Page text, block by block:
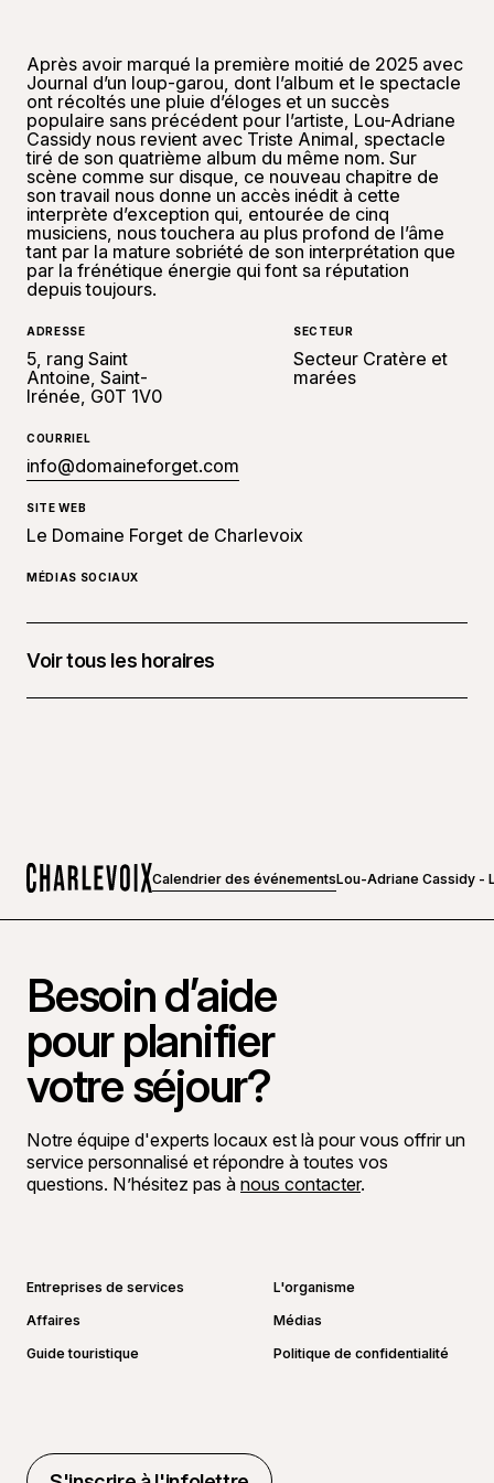
Après avoir marqué la première moitié de 2025 avec
Journal d’un loup-garou, dont l’album et le spectacle
ont récoltés une pluie d’éloges et un succès
populaire sans précédent pour l’artiste, Lou-Adriane
Cassidy nous revient avec Triste Animal, spectacle
tiré de son quatrième album du même nom. Sur
scène comme sur disque, ce nouveau chapitre de
son travail nous donne un accès inédit à cette
interprète d’exception qui, entourée de cinq
musiciens, nous touchera au plus profond de l’âme
tant par la mature sobriété de son interprétation que
par la frénétique énergie qui font sa réputation
depuis toujours.
ADRESSE
5, rang Saint
Antoine, Saint-
Irénée, G0T 1V0
SECTEUR
Secteur Cratère et
marées
COURRIEL
info@domaineforget.com
SITE WEB
Le Domaine Forget de Charlevoix
MÉDIAS SOCIAUX
Voir tous les horaires
Calendrier des événementsLou-Adriane Cassidy -
Besoin d’aide
pour planifier
votre séjour?
Notre équipe d'experts locaux est là pour vous offrir un
service personnalisé et répondre à toutes vos
questions. N’hésitez pas à nous contacter.
Entreprises de services
L'organisme
Affaires
Médias
Guide touristique
Politique de confidentialité